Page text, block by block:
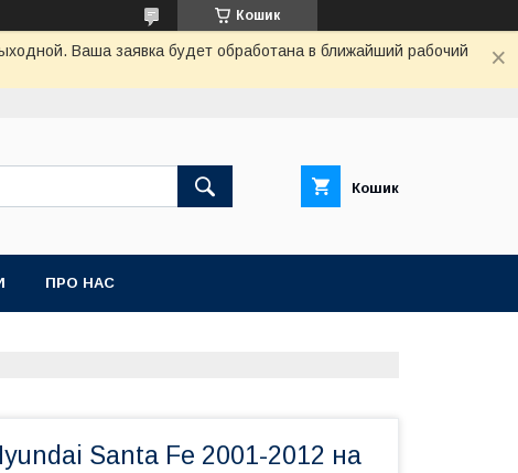
Кошик
Ваша заявка будет обработана в ближайший рабочий
Кошик
ПРО НАС
Santa Fe 2001-2012 на